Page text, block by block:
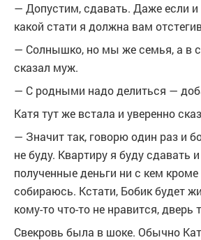
— Допустим, сдавать. Даже если и
какой стати я должна вам
— Солнышко, но мы же семья, а в
сказал муж.
— С родными надо делиться —
Катя тут же встала и уверенно
— Значит так, говорю один раз и
не буду. Квартиру я буду сдавать
полученные деньги ни с кем
собираюсь. Кстати, Бобик будет
кому-то что-то не нравится, дверь
Свекровь была в шоке. Обычно